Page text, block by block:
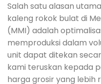
Salah satu alasan
kaleng rokok bulat di
(MMI) adalah
memproduksi dalam
unit dapat ditekan
kami teruskan kepada
harga grosir yang lebih